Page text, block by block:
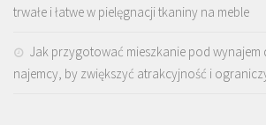
trwałe i łatwe w pielęgnacji tkaniny na meble
Jak przygotować mieszkanie pod wynajem
najemcy, by zwiększyć atrakcyjność i